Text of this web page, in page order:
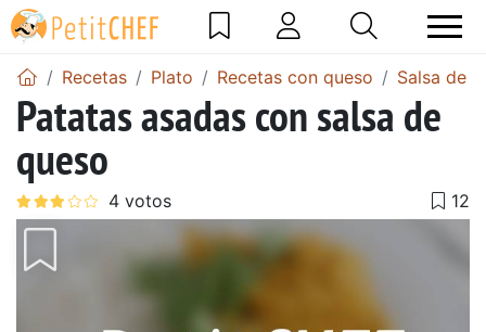
Recetas Plato Recetas con queso Salsa de
Patatas asadas con salsa de
queso